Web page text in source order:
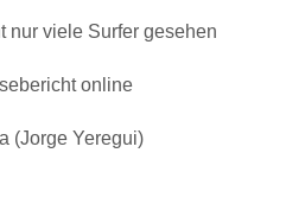
nur viele Surfer gesehen
online
(Jorge Yeregui)